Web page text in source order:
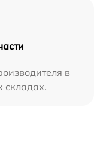
в
складах.